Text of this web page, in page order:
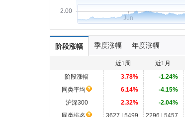
2.00
Jun
阶段涨幅 季度涨幅 年度涨幅
近1周 近1月
阶段涨幅
3.78% -1.24%
同类平均
6.14% -4.15%
沪深300
2.32% -2.04%
同类排名
3627 | 5499 2296 | 5457